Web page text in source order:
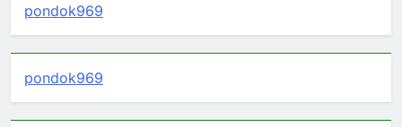
pondok969
pondok969